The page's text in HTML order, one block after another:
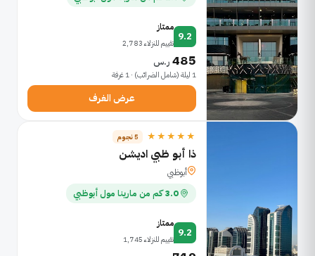
9.2
ممتاز
تقييم للنزلاء 2,783
485 ر.س
1 ليلة (شامل الضرائب) · 1 غرفة
عرض الغرف
★★★★★ 5 نجوم
ذا أبو ظبي اديشن
أبوظبي
3.0 كم من مارينا مول أبوظبي
9.2
ممتاز
تقييم للنزلاء 1,745